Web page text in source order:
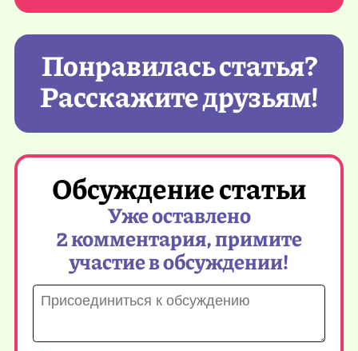
Понравилась статья?
Расскажите друзьям!
Обсуждение статьи
Уже оставлено
2 комментария, примите
участие в обсуждении!